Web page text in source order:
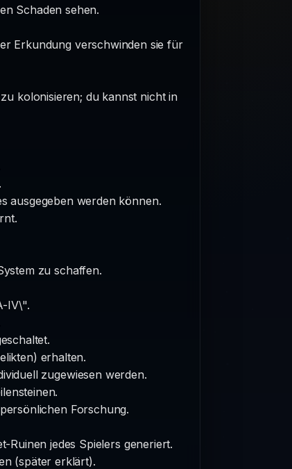
Schaden sehen.
Erkundung verschwinden sie für
kolonisieren; du kannst nicht in
ausgegeben werden können.
zu schaffen.
IV\".
erhalten.
zugewiesen werden.
Forschung.
jedes Spielers generiert.
(später erklärt).